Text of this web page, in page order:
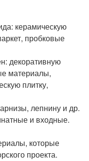
керамическую
пробковые
декоративную
материалы,
плитку,
лепнину и др.
и входные.
которые
проекта.